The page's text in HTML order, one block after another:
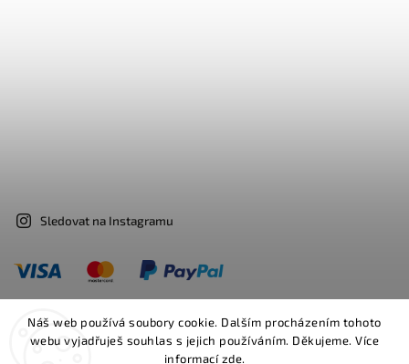
Náš web používá soubory cookie. Dalším procházením tohoto
webu vyjadřuješ souhlas s jejich používáním. Děkujeme. Více
informacízde.
Sledovat na Instagramu
FacebookInstagram